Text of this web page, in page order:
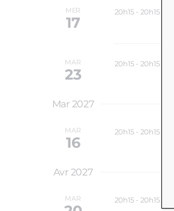
MER
17
20h15 - 20h15
MAR
23
20h15 - 20h15
Mar 2027
MAR
16
20h15 - 20h15
Avr 2027
MAR 20h15 - 20h15